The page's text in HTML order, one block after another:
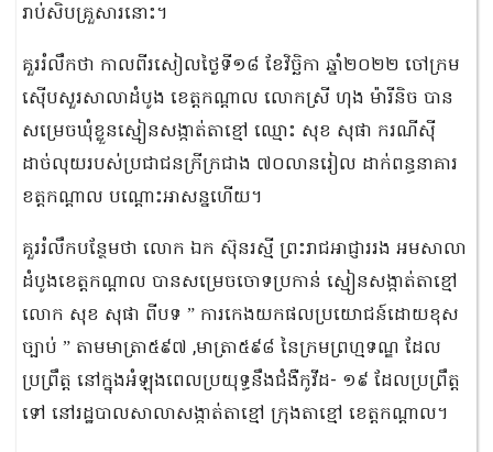
រាប់សិបគ្រួសារនោះ។
គួររំលឹកថា កាលពីរសៀលថ្ងៃទី១៨ ខែវិច្ឆិកា ឆ្នាំ២០២២ ចៅក្រម
ស៊ើបសួរសាលាដំបូង ខេត្តកណ្ដាល លោកស្រី ហុង​ ម៉ារីនិច បាន
សម្រេច​ឃុំខ្លួនស្មៀនសង្កាត់តាខ្មៅ ឈ្មោះ សុខ សុផា ករណីស៊ី
ដាច់លុយរបស់ប្រជាជនក្រីក្រជាង ៧០លាន​រៀល ដាក់ពន្ធនាគារ
ខត្តកណ្តាល បណ្តោះអាសន្នហើយ។
គួររំលឹកបន្ថែមថា ​លោក ឯក ស៊ុនរស្មី ព្រះរាជអាជ្ញាររង អមសាលា
ដំបូងខេត្តកណ្តាល បានសម្រេច​ចោទប្រកាន់ ស្មៀនសង្កាត់តាខ្មៅ
លោក សុខ សុផា ពីបទ ” ការកេងយកផលប្រយោជន៍ដោយខុស
ច្បាប់ ” តាមមាត្រា៥៩៧ ,មាត្រា៥៩៨ នៃក្រមព្រហ្មទណ្ឌ​ ដែល
ប្រព្រឹត្ត នៅក្នុងអំឡុងពេល​ប្រយុទ្ធនឹងជំងឺកូវីដ- ១៩ ដែលប្រព្រឹត្ត
ទៅ នៅរដ្ឋបាលសាលាសង្កាត់តាខ្មៅ ក្រុងតាខ្មៅ ខេត្តកណ្តាល។